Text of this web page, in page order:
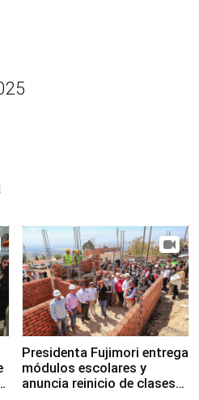
Presidenta Fujimori entrega
módulos escolares y
anuncia reinicio de clases